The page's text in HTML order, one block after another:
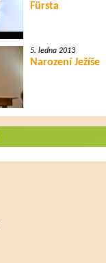
Fürsta
5. ledna 2013
Narození Ježíše